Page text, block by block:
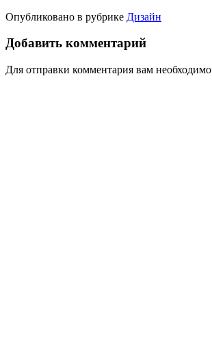
Опубликовано в рубрике Дизайн
Добавить комментарий
Для отправки комментария вам необходимо